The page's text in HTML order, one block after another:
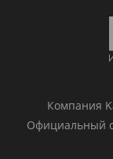
Компания
Официальный